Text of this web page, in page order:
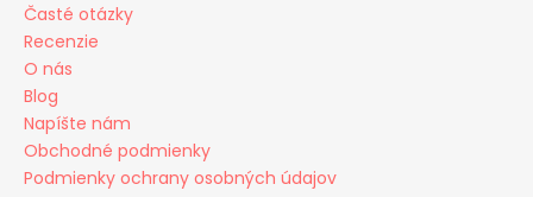
Časté otázky
Recenzie
O nás
Blog
Napíšte nám
Obchodné podmienky
Podmienky ochrany osobných údajov